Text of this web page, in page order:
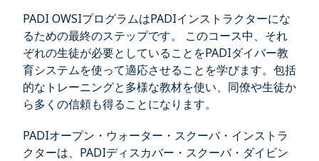
PADI OWSIプログラムはPADIインストラクターにな
るための最終のステップです。 このコース中、それ
ぞれの生徒が必要としていることをPADIダイバー教
育システムを使って適応させることを学びます。包括
的なトレーニングと多様な教材を使い、同僚や生徒か
ら多くの信頼も得ることになります。
PADIオープン・ウォーター・スクーバ・インストラ
クターは、PADIディスカバー・スクーバ・ダイビン